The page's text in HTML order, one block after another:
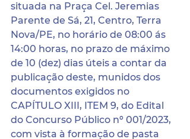
situada na Praça Cel. Jeremias
Parente de Sá, 21, Centro, Terra
Nova/PE, no horário de 08:00 ás
14:00 horas, no prazo de máximo
de 10 (dez) dias úteis a contar da
publicação deste, munidos dos
documentos exigidos no
CAPÍTULO XIII, ITEM 9, do Edital
do Concurso Público nº 001/2023,
com vista à formação de pasta